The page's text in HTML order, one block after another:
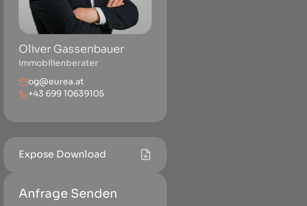
Oliver Gassenbauer
Immobilienberater
og@eurea.at
+43 699 10639105
Expose Download
Anfrage Senden